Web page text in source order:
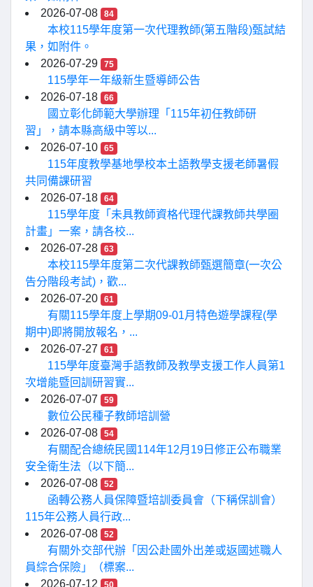
2026-07-08
84
本校115學年度第一次代理教師(第五階段)甄試結
果，如附件。
2026-07-29
75
115學年一年級新生暨導師公告
2026-07-18
66
國立彰化師範大學辦理「115年初任教師研
習」，請本縣高級中等以...
2026-07-10
65
115年度教學基地學校本土語教學支援老師暑假
共同備課研習
2026-07-18
64
115學年度「未具教師資格代理代課教師共學圈
計畫」一案，請各校...
2026-07-28
63
本校115學年度第二次代課教師甄選簡章(一次公
告分階段考試)，歡...
2026-07-20
61
有關115學年度上學期09-01月特色遊學課程(學
期中)即將開放報名，...
2026-07-27
61
115學年度臺灣手語教師及教學支援工作人員第1
次增能暨回訓研習實...
2026-07-07
59
數位公民種子教師培訓營
2026-07-08
54
有關配合總統民國114年12月19日修正公布職業
安全衛生法（以下簡...
2026-07-08
52
函轉公務人員保障暨培訓委員會（下稱保訓會）
115年公務人員行政...
2026-07-08
52
有關外交部代辦「因公赴國外出差或返國述職人
員綜合保險」（標案...
2026-07-12
50